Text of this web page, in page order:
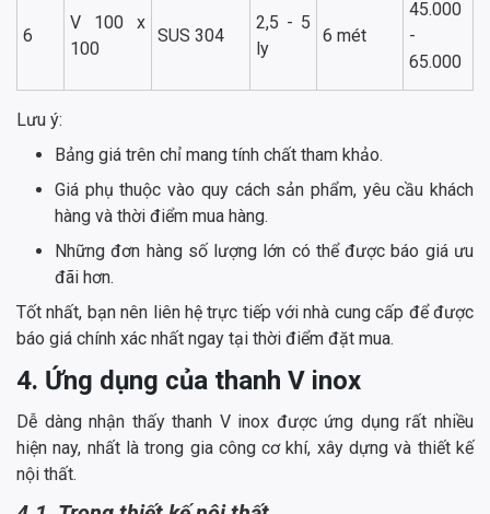
6
V 100 x
100
SUS 304
2,5 - 5
ly
6 mét
45.000
-
65.000
Lưu ý:
Bảng giá trên chỉ mang tính chất tham khảo.
Giá phụ thuộc vào quy cách sản phẩm, yêu cầu khách
hàng và thời điểm mua hàng.
Những đơn hàng số lượng lớn có thể được báo giá ưu
đãi hơn.
Tốt nhất, bạn nên liên hệ trực tiếp với nhà cung cấp để được
báo giá chính xác nhất ngay tại thời điểm đặt mua.
4. Ứng dụng của thanh V inox
Dễ dàng nhận thấy thanh V inox được ứng dụng rất nhiều
hiện nay, nhất là trong gia công cơ khí, xây dựng và thiết kế
nội thất.